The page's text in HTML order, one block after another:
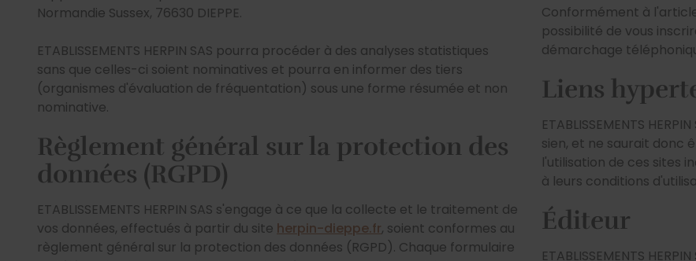
Normandie Sussex, 76630 DIEPPE.
ETABLISSEMENTS HERPIN SAS pourra procéder à des analyses statistiques
sans que celles-ci soient nominatives et pourra en informer des tiers
(organismes d'évaluation de fréquentation) sous une forme résumée et non
nominative.
Règlement général sur la protection des
données (RGPD)
ETABLISSEMENTS HERPIN SAS s'engage à ce que la collecte et le traitement de
vos données, effectués à partir du site herpin-dieppe.fr, soient conformes au
règlement général sur la protection des données (RGPD). Chaque formulaire
Conformément à
possibilité de vous
démarchage
Liens
ETABLISSEMENTS
sien, et ne saurait donc
l'utilisation de ces sites
à leurs conditions
Éditeur
ETABLISSEMENTS HERPIN